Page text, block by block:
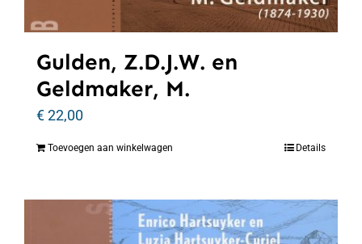
Gulden, Z.D.J.W. en
Geldmaker, M.
€22,00
Toevoegen aan winkelwagen Details